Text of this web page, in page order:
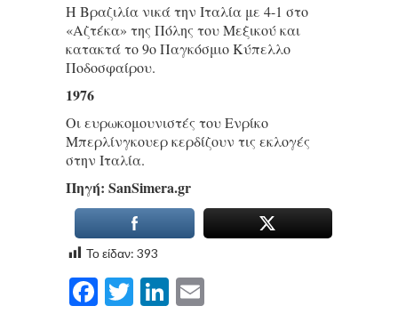
Η Βραζιλία νικά την Ιταλία με 4-1 στο
«Αζτέκα» της Πόλης του Μεξικού και
κατακτά το 9ο Παγκόσμιο Κύπελλο
Ποδοσφαίρου.
1976
Οι ευρωκομουνιστές του Ενρίκο
Μπερλίνγκουερ κερδίζουν τις εκλογές
στην Ιταλία.
Πηγή: SanSimera.gr
Το είδαν: 393
Facebook
TwitterLinkedIn